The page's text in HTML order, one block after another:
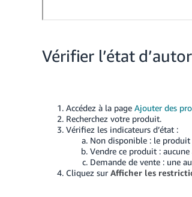
Vérifier l’état
Accédez à la page Ajouter des
Recherchez votre produit.
Vérifiez les indicateurs d’état :
Non disponible : le
Vendre ce produit :
Demande de vente : une
Cliquez sur Afficher les